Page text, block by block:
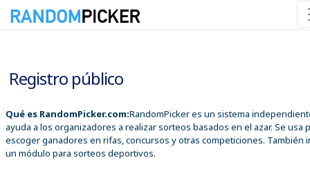
Registro público
Qué es RandomPicker.com:RandomPicker es un sistema
ayuda a los organizadores a realizar sorteos basados en el azar. Se usa
escoger ganadores en rifas, concursos y otras competiciones. También
un módulo para sorteos deportivos.